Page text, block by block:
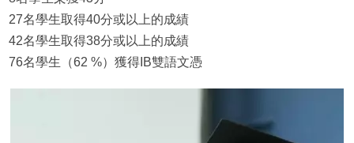
27名學生取得40分或以上的成績
42名學生取得38分或以上的成績
76名學生（62 %）獲得IB雙語文憑